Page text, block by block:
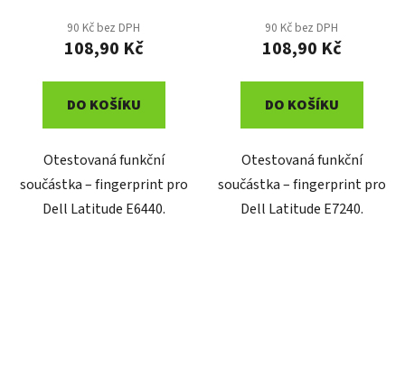
90 Kč bez DPH
108,90 Kč
DO KOŠÍKU
Otestovaná funkční
součástka – fingerprint pro
Dell Latitude E6440.
90 Kč bez DPH
108,90 Kč
DO KOŠÍKU
Otestovaná funkční
součástka – fingerprint pro
Dell Latitude E7240.